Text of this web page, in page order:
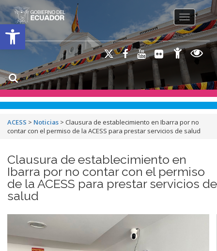
Open toolbar
Toggle
ACESS > Noticias > Clausura de establecimiento en Ibarra por no
contar con el permiso de la ACESS para prestar servicios de salud
Clausura de establecimiento en
Ibarra por no contar con el permiso
de la ACESS para prestar servicios de
salud